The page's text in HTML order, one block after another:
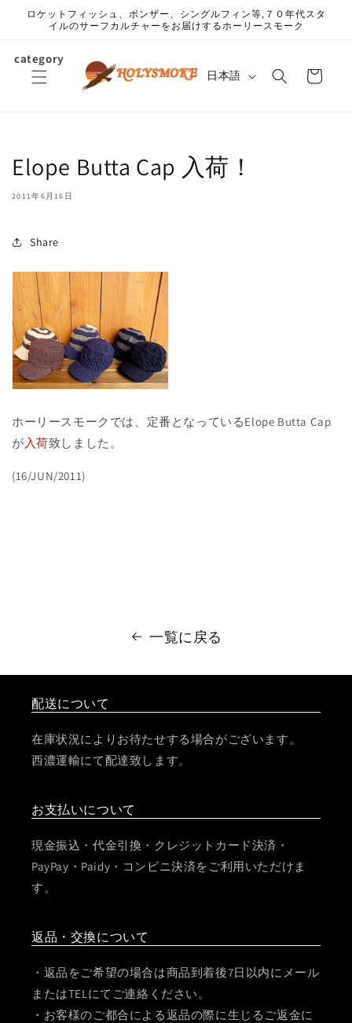
ンツに
ロケットフィッシュ、ボンザー、シングルフィン等,７０年代スタ
イルのサーフカルチャーをお届けするホーリースモーク
category
言日本語
ー
Elope Butta Cap 入荷！
2011年6月16日
Share
ホーリースモークでは、定番となっているElope Butta Cap
が 入荷致しました。
(16/JUN/2011)
一覧に戻る
配送について
在庫状況によりお待たせする場合がございます。
西濃運輸にて配達致します。
お支払いについて
現金振込・代金引換・クレジットカード決済・
PayPay・Paidy・コンビニ決済をご利用いただけま
す。
返品・交換について
・返品をご希望の場合は商品到着後7日以内にメール
またはTELにてご連絡ください。
・お客様のご都合による返品の際に生じるご返金に